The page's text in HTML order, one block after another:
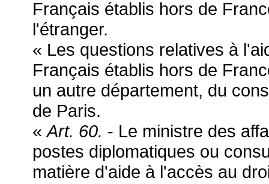
Français établis hors de
l'étranger.
« Les questions relatives à
Français établis hors de
un autre département, du
de Paris.
«Art. 60. - Le ministre des
postes diplomatiques ou
matière d'aide à l'accès au